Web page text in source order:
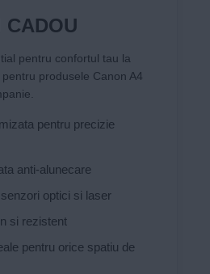
pentru confortul tau la
produsele Canon A4
pentru precizie
anti-alunecare
optici si laser
si rezistent
pentru orice spatiu de